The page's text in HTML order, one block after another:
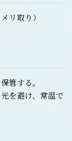
リ取り）
管する。
を避け、常温で